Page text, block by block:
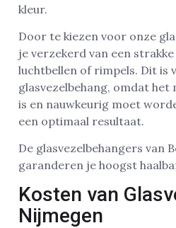
kleur.
Door te kiezen voor onze
je verzekerd van een
luchtbellen of rimpels. Dit is
glasvezelbehang, omdat
is en nauwkeurig moet
een optimaal resultaat.
De glasvezelbehangers van
garanderen je hoogst
Kosten van
Nijmegen